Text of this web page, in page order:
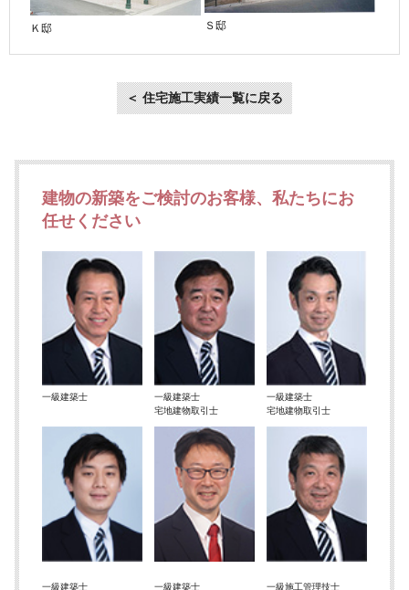
Ｋ邸 Ｓ邸
＜ 住宅施工実績一覧に戻る
建物の新築をご検討のお客様、私たちにお
任せください
一級建築士
一級建築士
宅地建物取引士
一級建築士
宅地建物取引士
一級建築士 一級建築士 一級施工管理技士